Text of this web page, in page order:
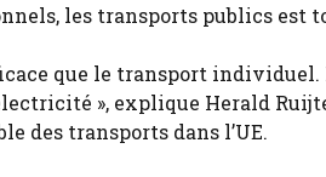
les transports publics est
que le transport
», explique Herald
des transports dans l’UE.